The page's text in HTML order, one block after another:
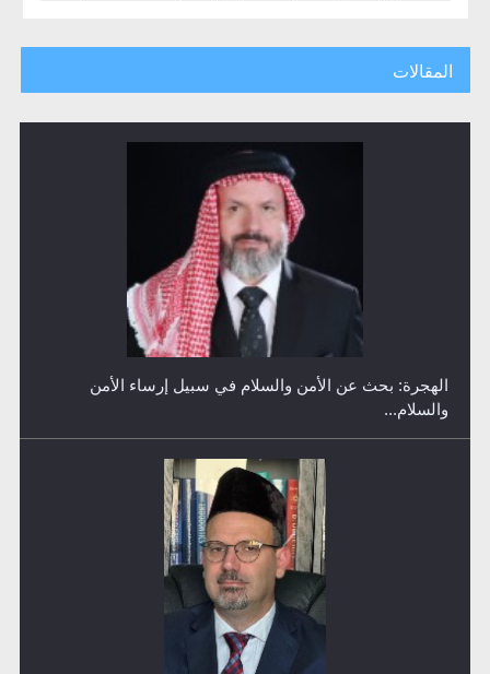
المقالات
رأيٌ في لغة المسيح الموعود عليه السلام ..«3» نظرة في
شعر المسيح الموعود عليه السلام.....